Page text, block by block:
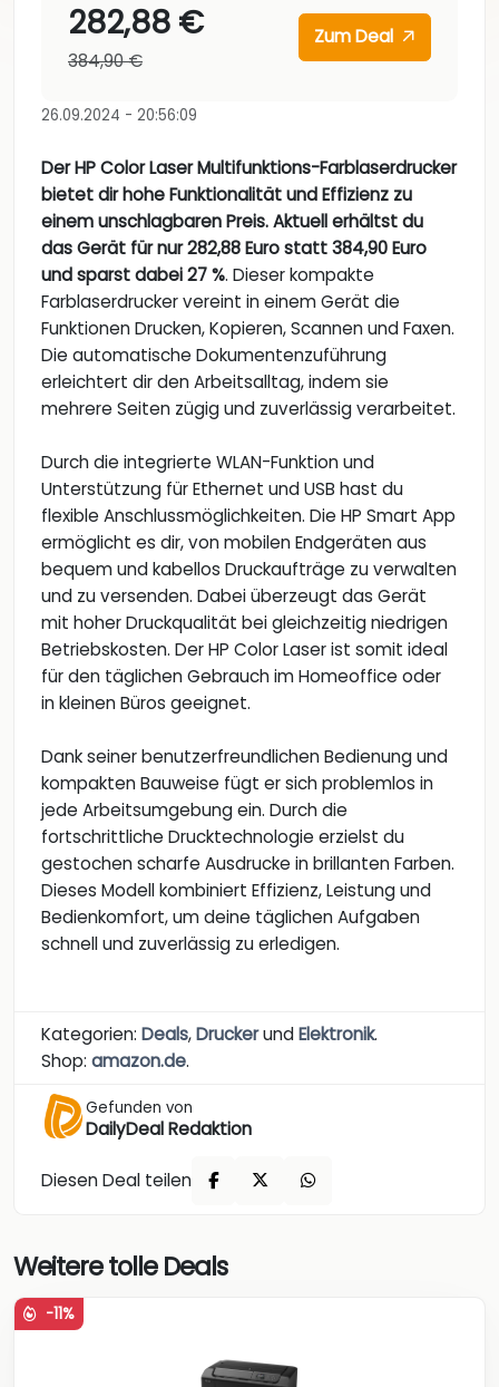
282,88 €
384,90 €
Zum Deal
26.09.2024 - 20:56:09
Der HP Color Laser Multifunktions-Farblaserdrucker
bietet dir hohe Funktionalität und Effizienz zu
einem unschlagbaren Preis. Aktuell erhältst du
das Gerät für nur 282,88 Euro statt 384,90 Euro
und sparst dabei 27 %. Dieser kompakte
Farblaserdrucker vereint in einem Gerät die
Funktionen Drucken, Kopieren, Scannen und Faxen.
Die automatische Dokumentenzuführung
erleichtert dir den Arbeitsalltag, indem sie
mehrere Seiten zügig und zuverlässig verarbeitet.
Durch die integrierte WLAN-Funktion und
Unterstützung für Ethernet und USB hast du
flexible Anschlussmöglichkeiten. Die HP Smart App
ermöglicht es dir, von mobilen Endgeräten aus
bequem und kabellos Druckaufträge zu verwalten
und zu versenden. Dabei überzeugt das Gerät
mit hoher Druckqualität bei gleichzeitig niedrigen
Betriebskosten. Der HP Color Laser ist somit ideal
für den täglichen Gebrauch im Homeoffice oder
in kleinen Büros geeignet.
Dank seiner benutzerfreundlichen Bedienung und
kompakten Bauweise fügt er sich problemlos in
jede Arbeitsumgebung ein. Durch die
fortschrittliche Drucktechnologie erzielst du
gestochen scharfe Ausdrucke in brillanten Farben.
Dieses Modell kombiniert Effizienz, Leistung und
Bedienkomfort, um deine täglichen Aufgaben
schnell und zuverlässig zu erledigen.
Kategorien: Deals,DruckerundElektronik.
Shop: amazon.de.
Gefunden von
DailyDeal Redaktion
Diesen Deal teilen
Weitere tolle Deals
-11%